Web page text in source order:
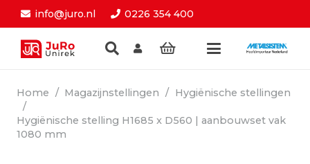
info@juro.nl 0226 354 400
Home / Magazijnstellingen / Hygiënische stellingen
/
Hygiënische stelling H1685 x D560 | aanbouwset vak
1080 mm